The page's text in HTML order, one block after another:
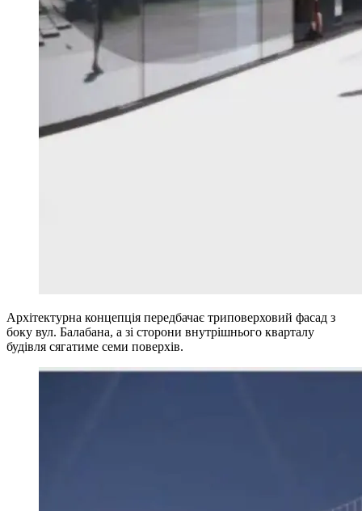
Архітектурна концепція передбачає триповерховий фасад з
боку вул. Балабана, а зі сторони внутрішнього кварталу
будівля сягатиме семи поверхів.